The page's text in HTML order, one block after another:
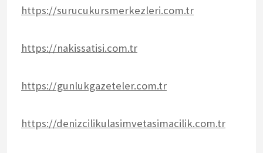
https://surucukursmerkezleri.com.tr
https://nakissatisi.com.tr
https://gunlukgazeteler.com.tr
https://denizcilikulasimvetasimacilik.com.tr